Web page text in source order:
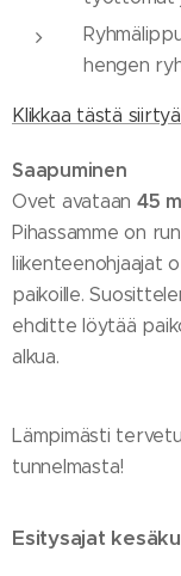
hengen
Klikkaa tästä
Saapuminen
Ovet avataan 45
Pihassamme on
liikenteenohjaajat
paikoille.
ehditte löytää
alkua.
Lämpimästi
tunnelmasta!
Esitysajat